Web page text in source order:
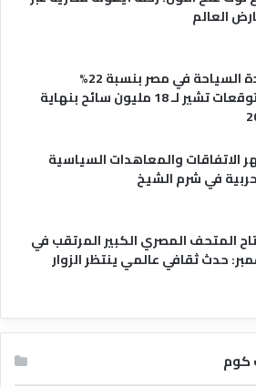
العالم
زيادة السياحة في مصر بنسبة 22%
والتوقعات تشير لـ 18 مليون سائح بنهاية
الاتفاقات والمعاهدات السياسية
في شرم الشيخ
المتحف المصري الكبير المرتقب في
حدث ثقافي عالمي ينتظر الزوار
كوم